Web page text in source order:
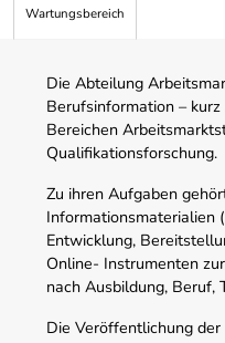
Wartungsbereich
Die Abteilung
Berufsinformation –
Bereichen
Qualifikationsforschung.
Zu ihren Aufgaben
Informationsmaterialien
Entwicklung,
Online- Instrumenten
nach Ausbildung, Beruf,
Die Veröffentlichung